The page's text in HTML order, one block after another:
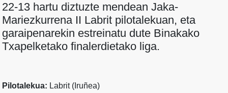
22-13 hartu diztuzte mendean Jaka-
Mariezkurrena II Labrit pilotalekuan, eta
garaipenarekin estreinatu dute Binakako
Txapelketako finalerdietako liga.
Pilotalekua: Labrit (Iruñea)